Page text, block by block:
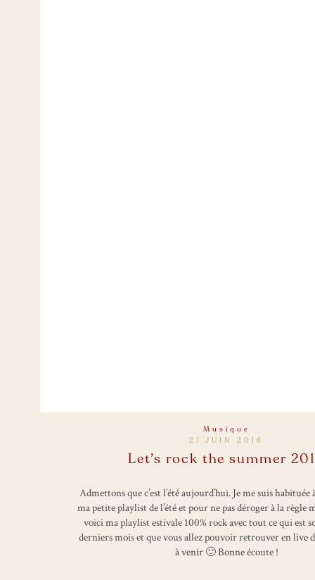
Admettons que c’est l’été aujourd’hui. Je me suis habituée
ma petite playlist de l’été et pour ne pas déroger à la règle
voici ma playlist estivale 100% rock avec tout ce qui est
derniers mois et que vous allez pouvoir retrouver en live
à venir 🙂 Bonne écoute !
21 JUIN 2016
Let’s rock the summer
Musique